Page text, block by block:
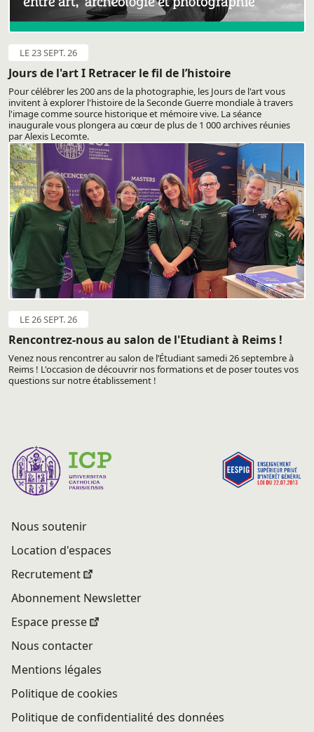
LE 23 SEPT. 26
Jours de l'art I Retracer le fil de l’histoire
Pour célébrer les 200 ans de la photographie, les Jours de l'art vous
invitent à explorer l'histoire de la Seconde Guerre mondiale à travers
l'image comme source historique et mémoire vive. La séance
inaugurale vous plongera au cœur de plus de 1 000 archives réunies
par Alexis Lecomte.
LE 26 SEPT. 26
Rencontrez-nous au salon de l'Etudiant à Reims !
Venez nous rencontrer au salon de l’Étudiant samedi 26 septembre à
Reims ! L'occasion de découvrir nos formations et de poser toutes vos
questions sur notre établissement !
Nous soutenir
Location d'espaces
Recrutement
Abonnement Newsletter
Espace presse
Nous contacter
Mentions légales
Politique de cookies
Politique de confidentialité des données